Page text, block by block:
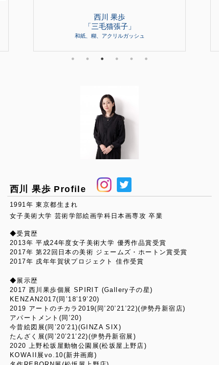
西川 果歩
「三毛猫張子」
和紙、糊、アクリルガッシュ
西川 果歩 Profile
1991年 東京都生まれ
女子美術大学 芸術学部絵画学科日本画専攻 卒業
◆受賞歴
2013年 平成24年度女子美術大学 優秀作品賞受賞
2017年 第22回日本の美術 ジェームズ・ホートン賞受賞
2017年 戌年年賀状プロジェクト 佳作受賞
◆展示歴
2017 西川果歩個展 SPIRIT (Gallery子の星)
KENZAN2017(同’18’19’20)
2019 アートのチカラ2019(同’20’21’22)(伊勢丹新宿店)
アパートメント(同’20)
今昔絵図展(同’20’21)(GINZA SIX)
たんざく展(同’20’21’22)(伊勢丹新宿展)
2020 上野松坂屋動物公園展(松坂屋上野店)
KOWAII展vo.10(新井画廊)